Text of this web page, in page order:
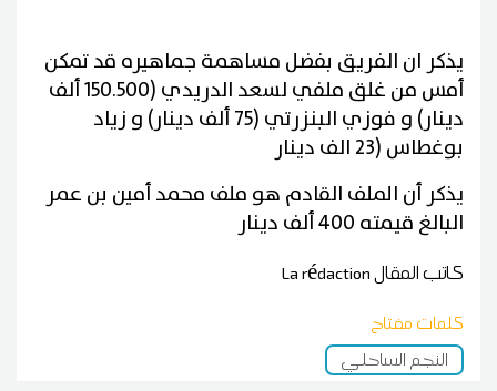
يذكر ان الفريق بفضل مساهمة جماهيره قد تمكن
أمس من غلق ملفي لسعد الدريدي (150.500 ألف
دينار) و فوزي البنزرتي (75 ألف دينار) و زياد
بوغطاس (23 الف دينار
يذكر أن الملف القادم هو ملف محمد أمين بن عمر
البالغ قيمته 400 ألف دينار
كاتب المقالLa rédaction
كلمات مفتاح
النجم الساحلي